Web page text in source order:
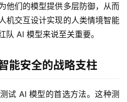
他们的模型提供多层防御，从而
机交互设计实现的人类情境智能
队 AI 模型来说至关重要。
能安全的战略支柱
试 AI 模型的首选方法。这种测